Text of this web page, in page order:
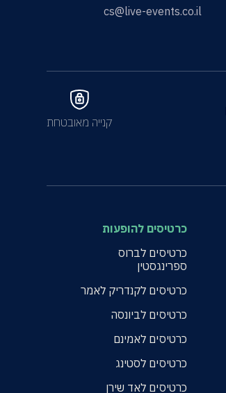
cs@live-events.co.il
קנייה מאובטחת
כרטיסים להופעות
כרטיסים לברוס
ספרינגסטין
כרטיסים לקנדריק לאמר
כרטיסים לביונסה
כרטיסים לאמינם
כרטיסים לסטינג
כרטיסים לאד שירן